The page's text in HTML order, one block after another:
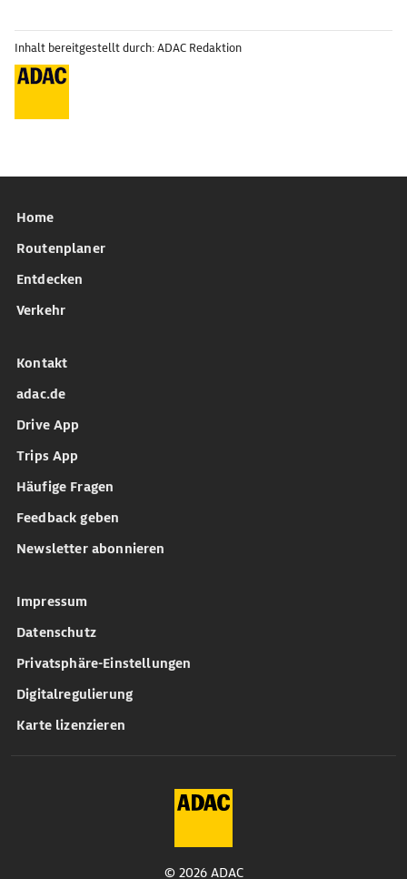
Inhalt bereitgestellt durch: ADAC Redaktion
Home
Routenplaner
Entdecken
Verkehr
Kontakt
adac.de
Drive App
Trips App
Häufige Fragen
Feedback geben
Newsletter abonnieren
Impressum
Datenschutz
Privatsphäre-Einstellungen
Digitalregulierung
Karte lizenzieren
© 2026 ADAC